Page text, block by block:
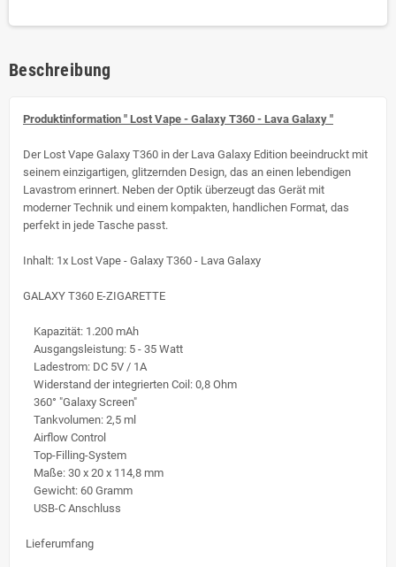
Beschreibung
Produktinformation " Lost Vape - Galaxy T360 - Lava Galaxy "
Der Lost Vape Galaxy T360 in der Lava Galaxy Edition beeindruckt mit
seinem einzigartigen, glitzernden Design, das an einen lebendigen
Lavastrom erinnert. Neben der Optik überzeugt das Gerät mit
moderner Technik und einem kompakten, handlichen Format, das
perfekt in jede Tasche passt.
Inhalt: 1x Lost Vape - Galaxy T360 - Lava Galaxy
GALAXY T360 E-ZIGARETTE
Kapazität: 1.200 mAh
Ausgangsleistung: 5 - 35 Watt
Ladestrom: DC 5V / 1A
Widerstand der integrierten Coil: 0,8 Ohm
360° "Galaxy Screen"
Tankvolumen: 2,5 ml
Airflow Control
Top-Filling-System
Maße: 30 x 20 x 114,8 mm
Gewicht: 60 Gramm
USB-C Anschluss
Lieferumfang